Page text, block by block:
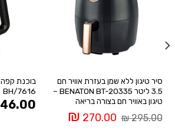
WISHLIST
סיר טיגון ללא שמן בעזרת אוויר חם
3.5 ליטר BENATON BT-20335 –
טיגון באוויר חם בצורה בריאה
295.00
₪
המחיר
המקורי
270.00
₪
BH/7616
46.00